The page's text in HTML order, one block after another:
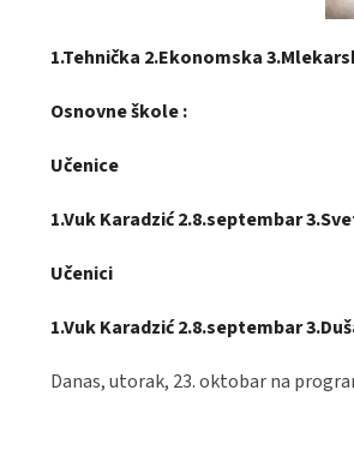
1.Tehnička 2.Ekonomska
Osnovne škole :
Učenice
1.Vuk Karadzić 2.8.septembar
Učenici
1.Vuk Karadzić 2.8.septembar
Danas, utorak, 23. oktobar na